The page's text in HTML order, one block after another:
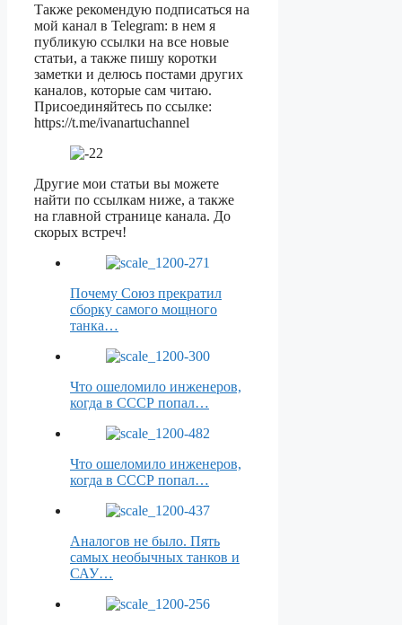
Также рекомендую подписаться на
мой канал в Telegram: в нем я
публикую ссылки на все новые
статьи, а также пишу коротки
заметки и делюсь постами других
каналов, которые сам читаю.
Присоединяйтесь по ссылке:
https://t.me/ivanartuchannel
Другие мои статьи вы можете
найти по ссылкам ниже, а также
на главной странице канала. До
скорых встреч!
Почему Союз прекратил
сборку самого мощного
танка…
Что ошеломило инженеров,
когда в СССР попал…
Что ошеломило инженеров,
когда в СССР попал…
Аналогов не было. Пять
самых необычных танков и
САУ…